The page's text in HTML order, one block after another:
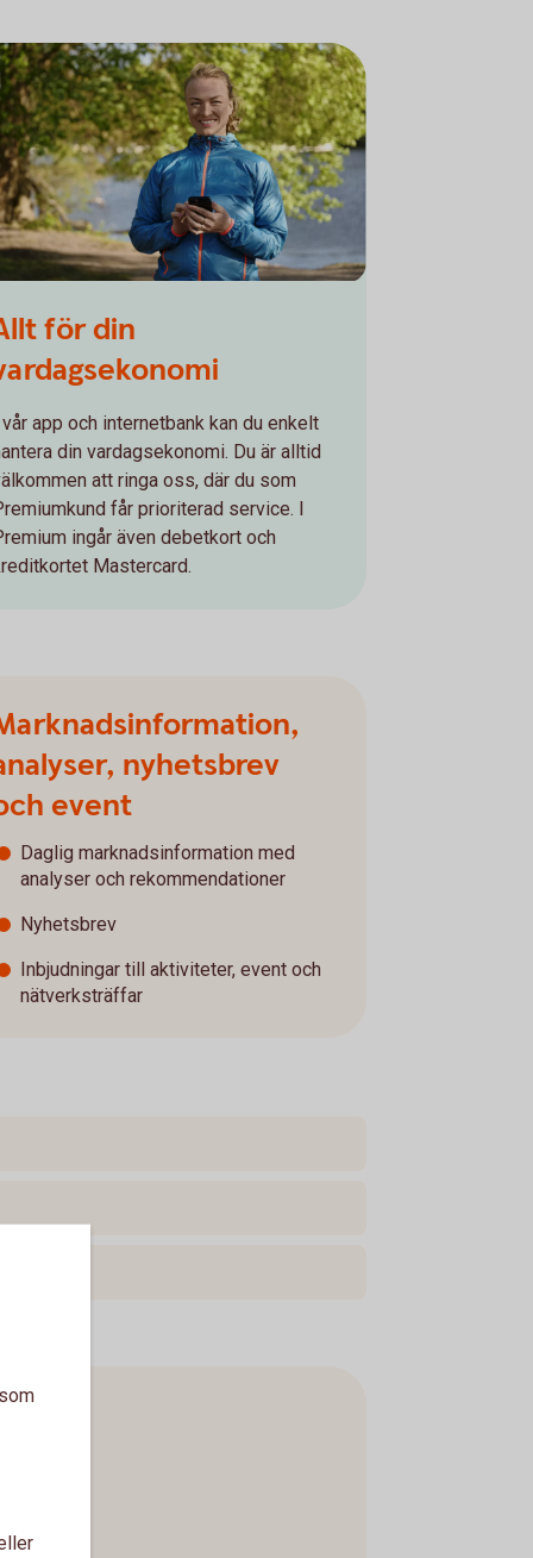
för din
app och internetbank kan du enkelt
din vardagsekonomi. Du är alltid
att ringa oss, där du som
får prioriterad service. I
ingår även debetkort och
Mastercard.
nyhetsbrev
event
Daglig marknadsinformation med
analyser och rekommendationer
Nyhetsbrev
Inbjudningar till aktiviteter, event och
nätverksträffar